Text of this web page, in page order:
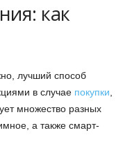
как
лучший способ
в случае покупки,
множество разных
а также смарт-